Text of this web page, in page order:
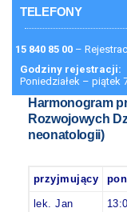
Kontakt
TELEFONY
15 840 85 00 –
Godziny rejestracji:
Poniedziałek – piątek
Harmonogram
Rozwojowych
neonatologii)
przyjmujący
lek. Jan